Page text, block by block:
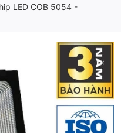
LED COB 5054 -